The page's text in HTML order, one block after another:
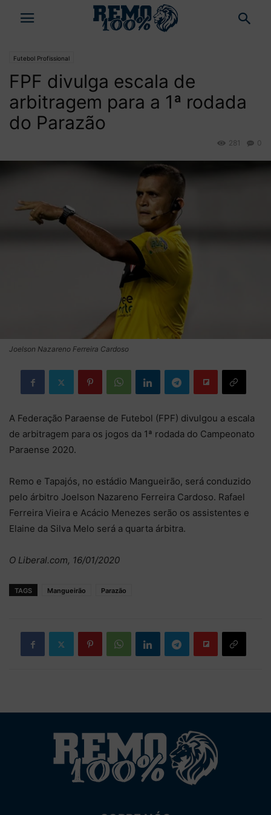
Futebol Profissional
FPF divulga escala de
arbitragem para a 1ª rodada
do Parazão
0
281
Joelson Nazareno Ferreira Cardoso
A Federação Paraense de Futebol (FPF) divulgou a escala
de arbitragem para os jogos da 1ª rodada do Campeonato
Paraense 2020.
Remo e Tapajós, no estádio Mangueirão, será conduzido
pelo árbitro Joelson Nazareno Ferreira Cardoso. Rafael
Ferreira Vieira e Acácio Menezes serão os assistentes e
Elaine da Silva Melo será a quarta árbitra.
O Liberal.com, 16/01/2020
TAGS Mangueirão Parazão